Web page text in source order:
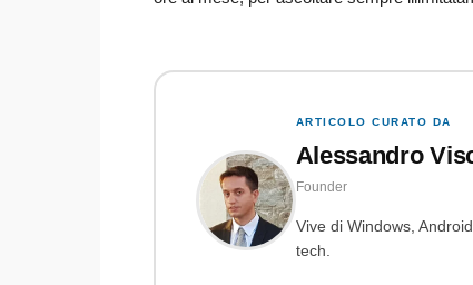
ARTICOLO CURATO DA
Alessandro
Founder
Vive di Windows,
tech.